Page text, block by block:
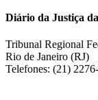
Diário da Justiça
Tribunal Regional
Rio de Janeiro (RJ)
Telefones: (21)